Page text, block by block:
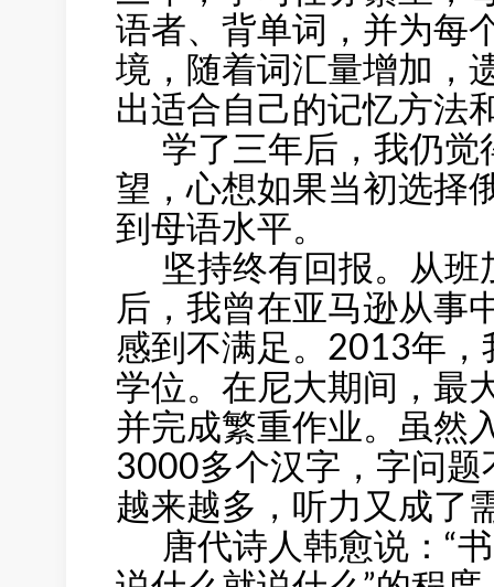
语者、背单词，并为每
境，随着词汇量增加，
出适合自己的记忆方法
学了三年后，我仍觉
望，心想如果当初选择
到母语水平。
坚持终有回报。从班
后，我曾在亚马逊从事
感到不满足。2013年
学位。在尼大期间，最
并完成繁重作业。虽然
3000多个汉字，字问
越来越多，听力又成了
唐代诗人韩愈说：“书